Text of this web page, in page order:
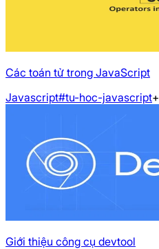
Các toán tử trong JavaScript
Javascript#tu-hoc-javascript+
Giới thiệu công cụ devtool